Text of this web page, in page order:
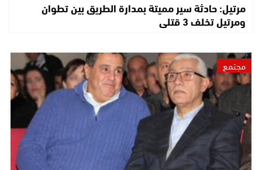
مرتيل: حادثة سير مميتة بمدارة الطريق بين تطوان
ومرتيل تخلف 3 قتلى
مجتمع